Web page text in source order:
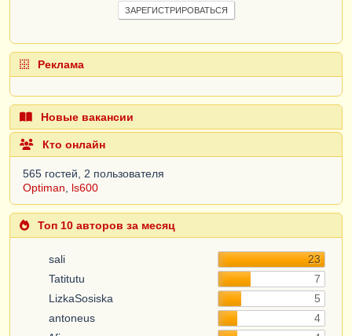
ЗАРЕГИСТРИРОВАТЬСЯ
Реклама
Новые вакансии
Кто онлайн
565 гостей, 2 пользователя
Optiman
ls600
Топ 10 авторов за месяц
23
Tatitutu
7
LizkaSosiska
5
antoneus
4